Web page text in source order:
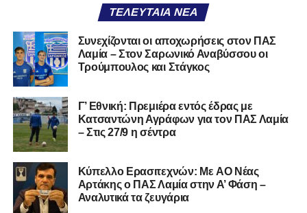
Η δημοσίευση κοινοποιήθηκε από το χρήστη Lamiara.gr (@lamiara.gr)
ΤΕΛΕΥΤΑΊΑ ΝΈΑ
Συνεχίζονται οι αποχωρήσεις στον ΠΑΣ
Λαμία – Στον Σαρωνικό Αναβύσσου οι
Τρούμπουλος και Στάγκος
Γ’ Εθνική: Πρεμιέρα εντός έδρας με
Κατσαντώνη Αγράφων για τον ΠΑΣ Λαμία
– Στις 27/9 η σέντρα
Kύπελλο Ερασιτεχνών: Με AO Nέας
Αρτάκης ο ΠΑΣ Λαμία στην Α’ Φάση –
Αναλυτικά τα ζευγάρια